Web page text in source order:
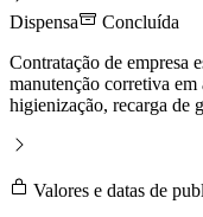
Dispensa
Concluída
Contratação de empresa
manutenção corretiva
higienização, recarga de
Valores e datas de